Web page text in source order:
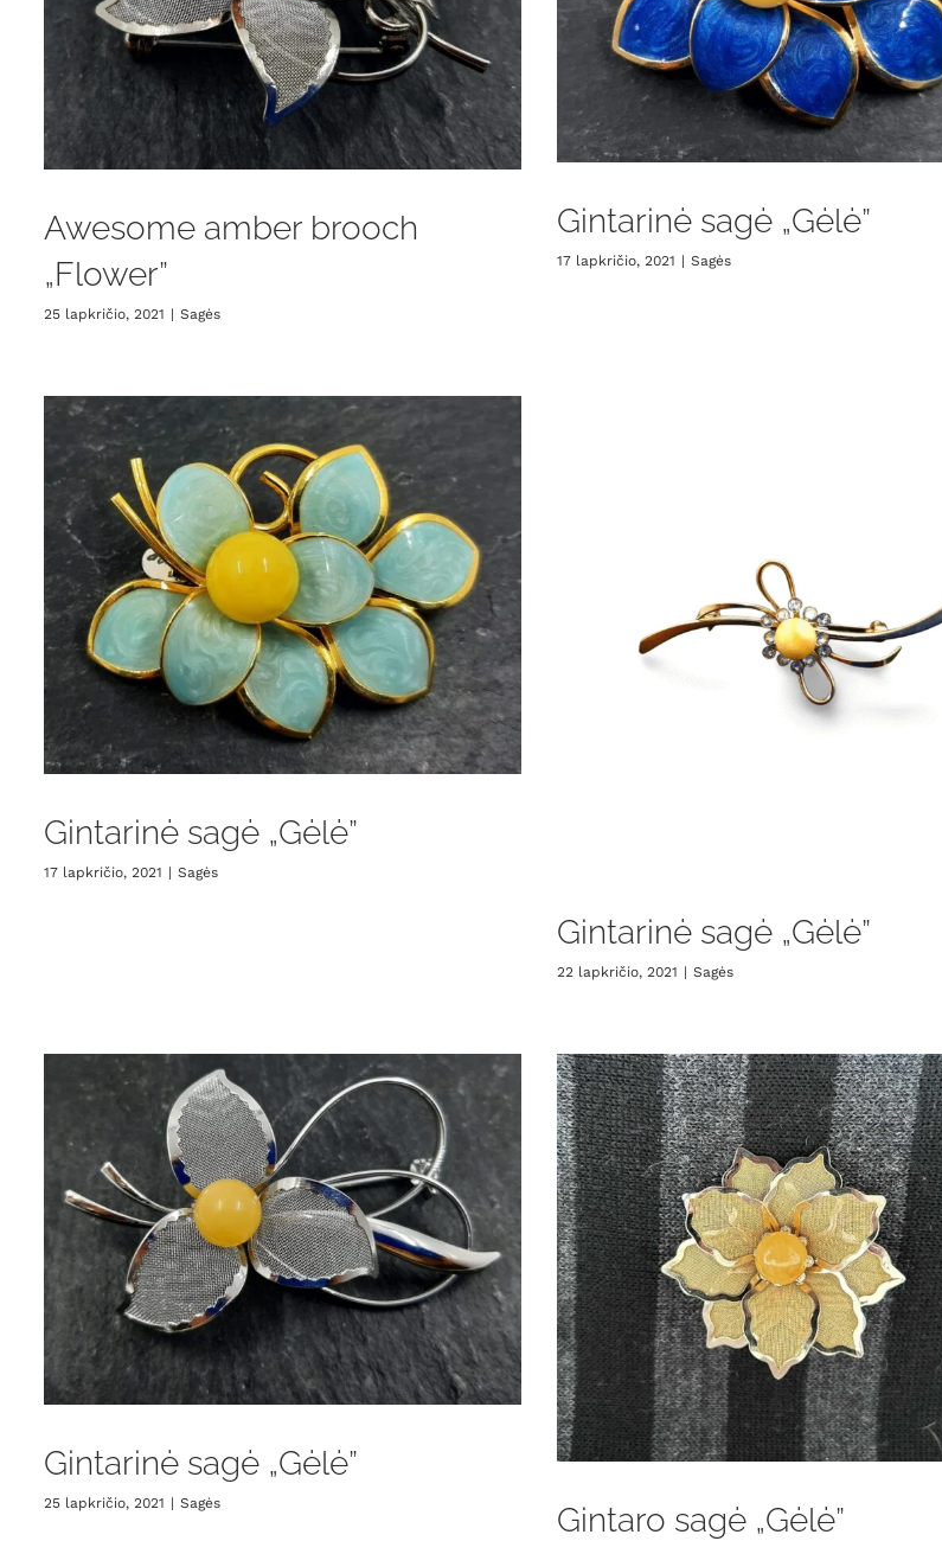
Awesome amber brooch
„Flower”
25 lapkričio, 2021 | Sagės
Gintarinė sagė „Gėlė”
17 lapkričio, 2021 | Sagės
Gintarinė sagė „Gėlė”
17 lapkričio, 2021 | Sagės
Gintarinė sagė „Gėlė”
22 lapkričio, 2021 | Sagės
Gintarinė sagė „Gėlė”
25 lapkričio, 2021 | Sagės Gintaro sagė „Gėlė”